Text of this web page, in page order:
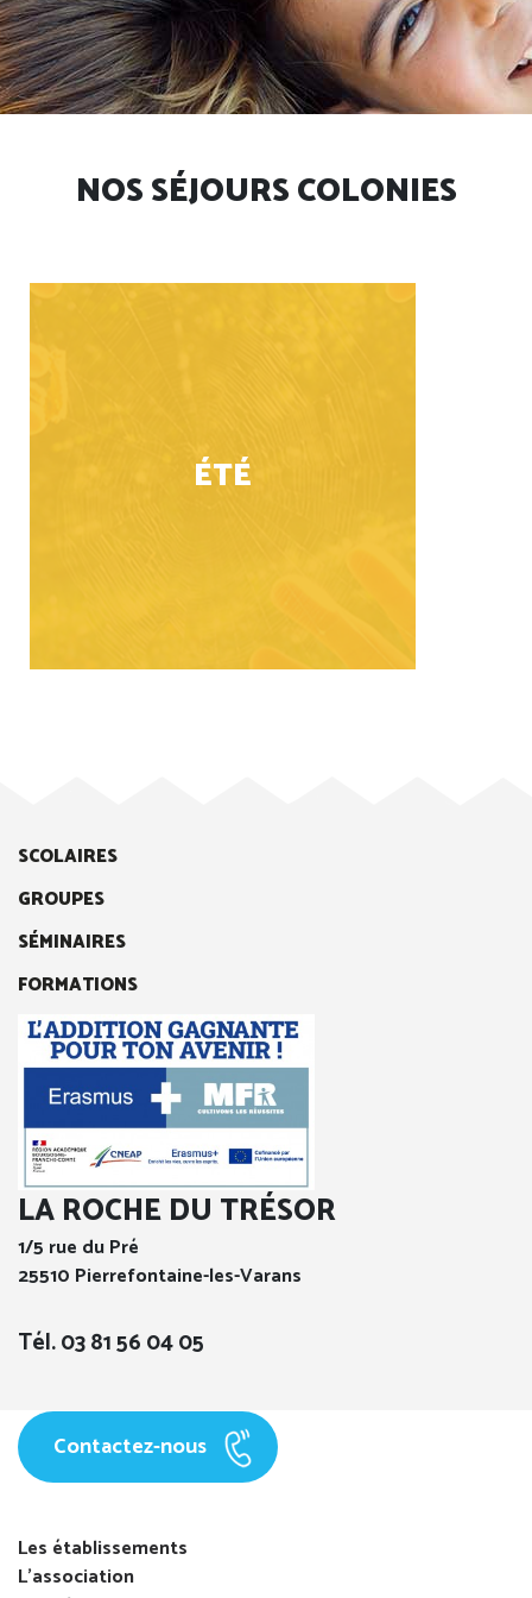
NOS SÉJOURS COLONIES
ÉTÉ
SCOLAIRES
GROUPES
SÉMINAIRES
FORMATIONS
LA ROCHE DU TRÉSOR
1/5 rue du Pré
25510 Pierrefontaine-les-Varans
Tél. 03 81 56 04 05
Contactez-nous
Les établissements
L'association